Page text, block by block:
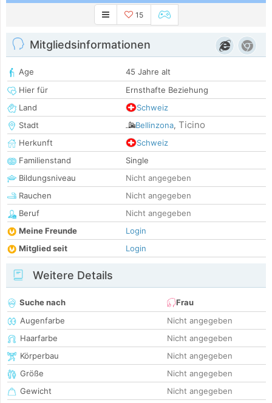
15
Mitgliedsinformationen
Age
45 Jahre alt
Hier für
Ernsthafte Beziehung
Land
Schweiz
Stadt
Bellinzona, Ticino
Herkunft
Schweiz
Familienstand
Single
Bildungsniveau
Nicht angegeben
Rauchen
Nicht angegeben
Beruf
Nicht angegeben
Meine Freunde
Login
Mitglied seit
Login
Weitere Details
Suche nach
Frau
Augenfarbe
Nicht angegeben
Haarfarbe
Nicht angegeben
Körperbau
Nicht angegeben
Größe
Nicht angegeben
Gewicht
Nicht angegeben